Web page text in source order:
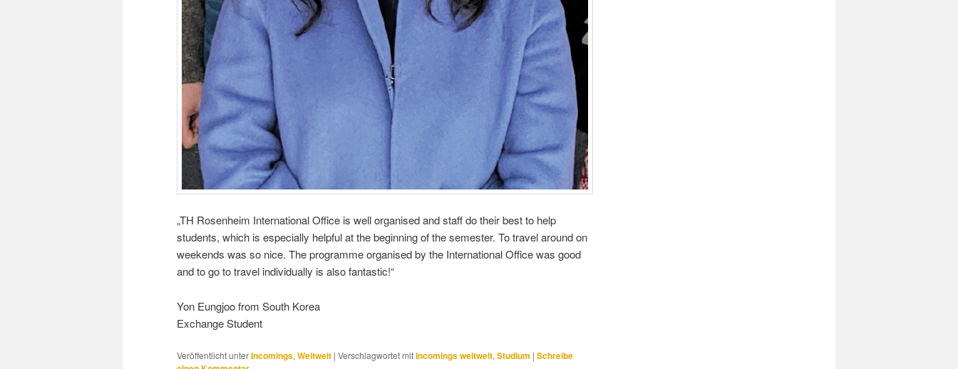
„TH Rosenheim International Office is well organised and staff do their best to help
students, which is especially helpful at the beginning of the semester. To travel around on
weekends was so nice. The programme organised by the International Office was good
and to go to travel individually is also fantastic!“
Yon Eungjoo from South Korea
Exchange Student
Veröffentlicht unterIncomings, Weltweit | Verschlagwortet mitIncomings weltweit, Studium | Schreibe